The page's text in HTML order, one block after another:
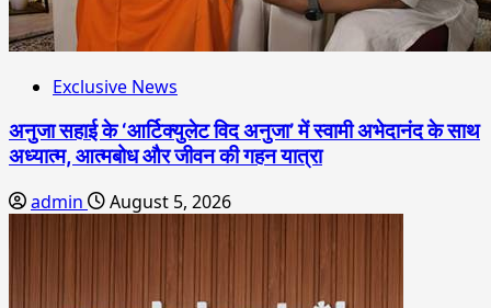
Exclusive News
अनुजा सहाई के ‘आर्टिक्युलेट विद अनुजा’ में स्वामी अभेदानंद के साथ
अध्यात्म, आत्मबोध और जीवन की गहन यात्रा
admin August 5, 2026